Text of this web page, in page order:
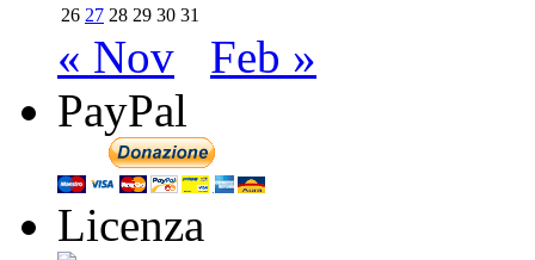
26 27 28 29 30 31
« Nov
Feb »
PayPal
Licenza